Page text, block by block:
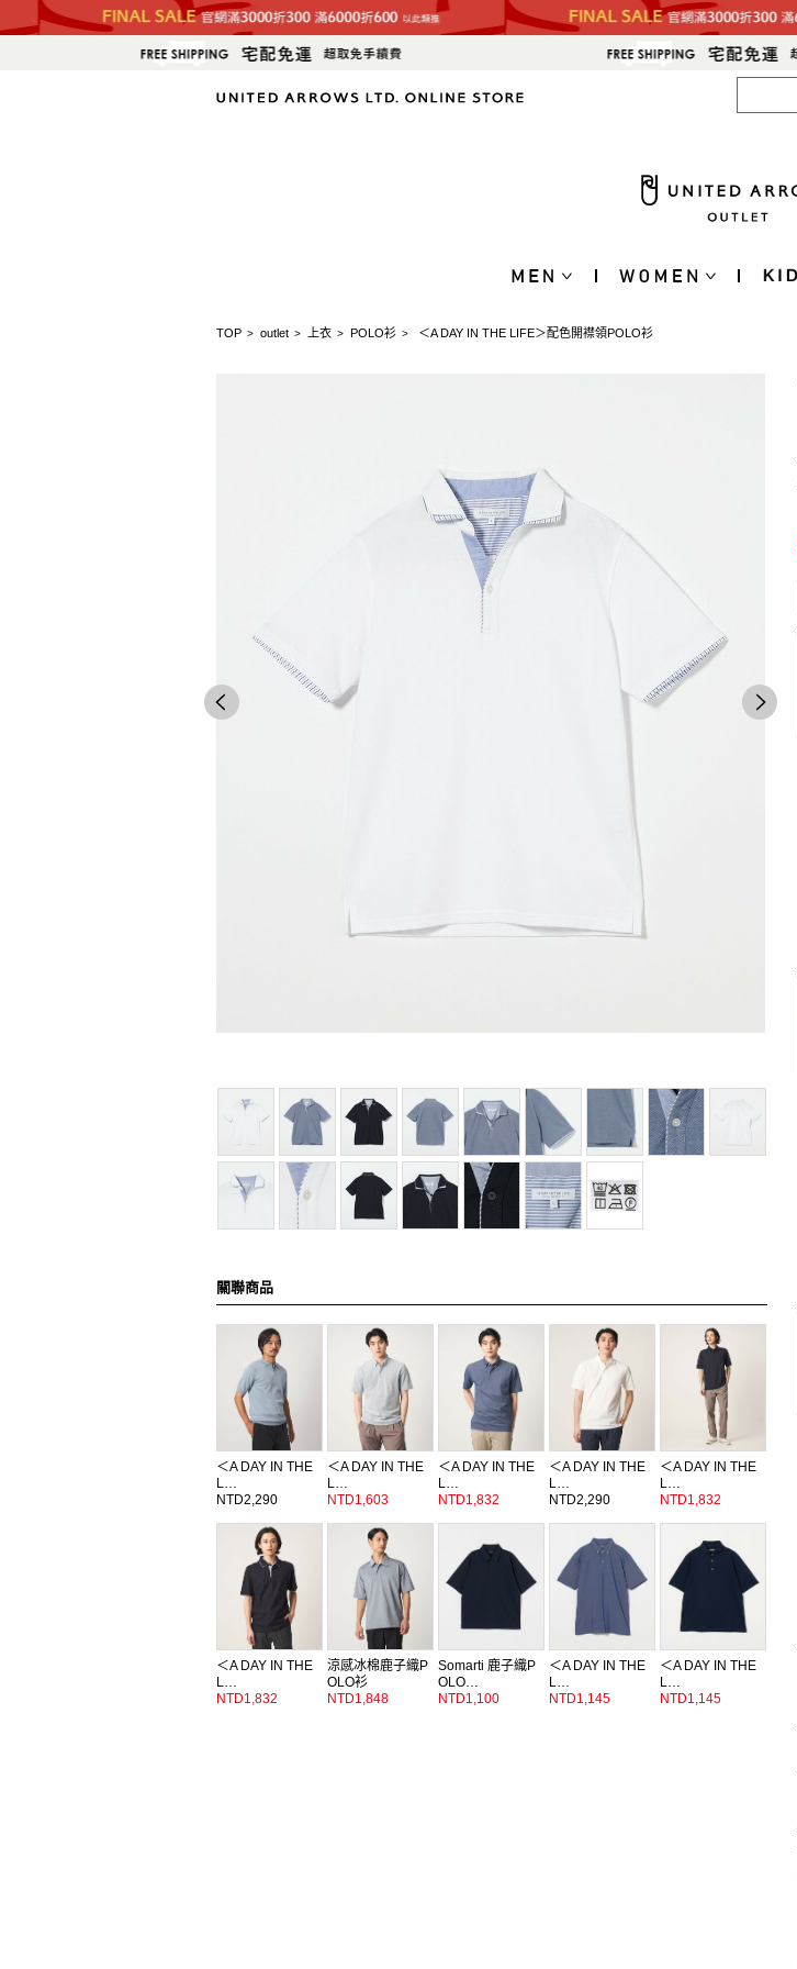
TOP > outlet > 上衣 > POLO衫 > ＜A DAY IN THE LIFE＞配色開襟領POLO衫
關聯商品
＜A DAY IN THE
L…
NTD2,290
＜A DAY IN THE
L…
NTD1,603
＜A DAY IN THE
L…
NTD1,832
＜A DAY IN THE
L…
NTD2,290
＜A DAY IN THE
L…
NTD1,832
＜A DAY IN THE
L…
NTD1,832
涼感冰棉鹿子織P
OLO衫
NTD1,848
Somarti 鹿子織P
OLO…
NTD1,100
＜A DAY IN THE
L…
NTD1,145
＜A DAY IN THE
L…
NTD1,145